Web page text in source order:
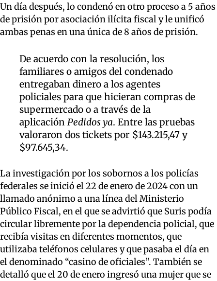
Un día después, lo condenó en otro proceso a 5 años
de prisión por asociación ilícita fiscal y le unificó
ambas penas en una única de 8 años de prisión.
De acuerdo con la resolución, los
familiares o amigos del condenado
entregaban dinero a los agentes
policiales para que hicieran compras de
supermercado o a través de la
aplicación Pedidos ya. Entre las pruebas
valoraron dos tickets por $143.215,47 y
$97.645,34.
La investigación por los sobornos a los policías
federales se inició el 22 de enero de 2024 con un
llamado anónimo a una línea del Ministerio
Público Fiscal, en el que se advirtió que Suris podía
circular libremente por la dependencia policial, que
recibía visitas en diferentes momentos, que
utilizaba teléfonos celulares y que pasaba el día en
el denominado “casino de oficiales”. También se
detalló que el 20 de enero ingresó una mujer que se